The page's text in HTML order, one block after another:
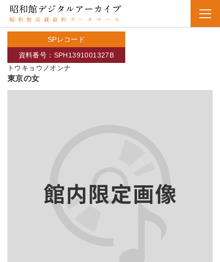
SPレコード
トウキョウノオンナ
資料番号：SPH1391001327B
東京の女